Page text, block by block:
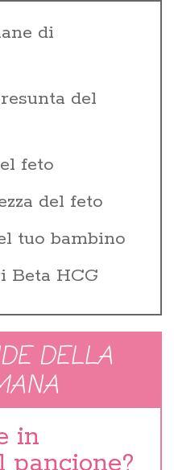
di
del
feto
del feto
tuo bambino
Beta HCG
DELLA
in